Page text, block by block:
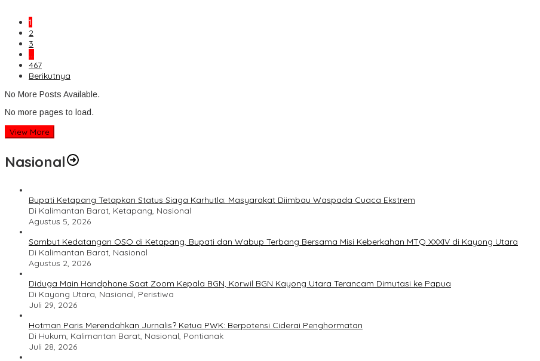
1
2
3
…
467
Berikutnya
No More Posts Available.
No more pages to load.
View More
Nasional
Bupati Ketapang Tetapkan Status Siaga Karhutla: Masyarakat Diimbau Waspada Cuaca Ekstrem
Di Kalimantan Barat, Ketapang, Nasional
Agustus 5, 2026
Sambut Kedatangan OSO di Ketapang, Bupati dan Wabup Terbang Bersama Misi Keberkahan MTQ XXXIV di Kayong Utara
Di Kalimantan Barat, Nasional
Agustus 2, 2026
Diduga Main Handphone Saat Zoom Kepala BGN, Korwil BGN Kayong Utara Terancam Dimutasi ke Papua
Di Kayong Utara, Nasional, Peristiwa
Juli 29, 2026
Hotman Paris Merendahkan Jurnalis? Ketua PWK: Berpotensi Ciderai Penghormatan
Di Hukum, Kalimantan Barat, Nasional, Pontianak
Juli 28, 2026